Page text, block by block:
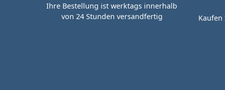
Ihre Bestellung ist werktags innerhalb
von 24 Stunden versandfertig
Kaufen